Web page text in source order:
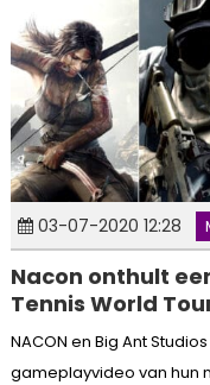
03-07-2020 12:28
Nacon onthult
Tennis World
NACON en Big Ant
gameplayvideo van hun